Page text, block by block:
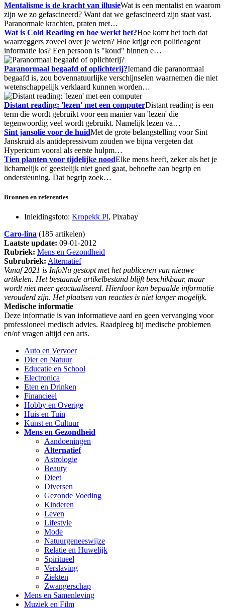
Mentalisme is de kracht van illusieWat is een mentalist en waarom
zijn we zo gefascineerd? Want dat we gefascineerd zijn staat vast.
Paranormale krachten, praten met…
Wat is Cold Reading en hoe werkt het?Hoe komt het toch dat
waarzeggers zoveel over je weten? Hoe krijgt een politieagent
informatie los? Een persoon is "koud" binnen e…
Paranormaal begaafd of oplichterij?Iemand die paranormaal
begaafd is, zou bovennatuurlijke verschijnselen waarnemen die niet
wetenschappelijk verklaard kunnen worden…
Distant reading: 'lezen' met een computerDistant reading is een
term die wordt gebruikt voor een manier van 'lezen' die
tegenwoordig veel wordt gebruikt. Namelijk lezen va…
Sint jansolie voor de huidMet de grote belangstelling voor Sint
Janskruid als antidepressivum zouden we bijna vergeten dat
Hypericum vooral als eerste hulpm…
Tien planten voor tijdelijke noodElke mens heeft, zeker als het je
lichamelijk of geestelijk niet goed gaat, behoefte aan begrip en
ondersteuning. Dat begrip zoek…
Bronnen en referenties
Inleidingsfoto: Kropekk Pl, Pixabay
Caro-lina (185 artikelen)
Laatste update: 09-01-2012
Rubriek: Mens en Gezondheid
Subrubriek: Alternatief
Vanaf 2021 is InfoNu gestopt met het publiceren van nieuwe
artikelen. Het bestaande artikelbestand blijft beschikbaar, maar
wordt niet meer geactualiseerd. Hierdoor kan bepaalde informatie
verouderd zijn. Het plaatsen van reacties is niet langer mogelijk.
Medische informatie
Deze informatie is van informatieve aard en geen vervanging voor
professioneel medisch advies. Raadpleeg bij medische problemen
en/of vragen altijd een arts.
Auto en Vervoer
Dier en Natuur
Educatie en School
Electronica
Eten en Drinken
Financieel
Hobby en Overige
Huis en Tuin
Kunst en Cultuur
Mens en Gezondheid
Aandoeningen
Alternatief
Astrologie
Beauty
Dieet
Diversen
Gezonde Voeding
Kinderen
Leven
Lifestyle
Mode
Natuurgeneeswijze
Relatie en Huwelijk
Spiritueel
Verslaving
Ziekten
Zwangerschap
Mens en Samenleving
Muziek en Film